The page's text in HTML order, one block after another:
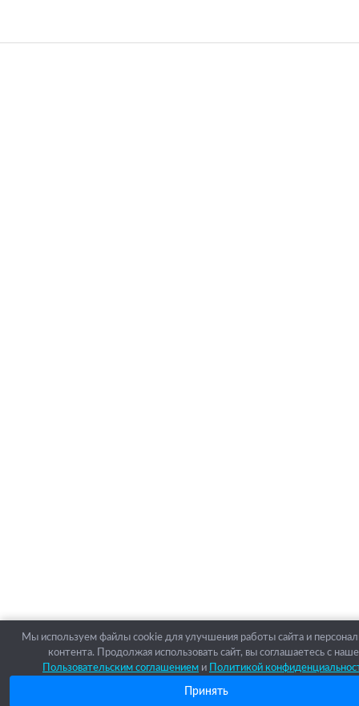
Мы используем файлы cookie для улучшения работы сайта и
контента. Продолжая использовать сайт, вы соглашаетесь с
Пользовательским соглашением и Политикой
Принять